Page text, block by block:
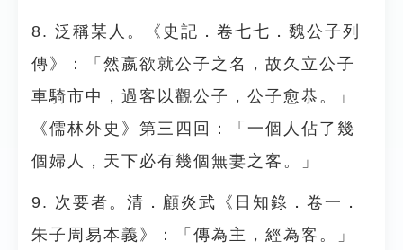
8. 泛稱某人。《史記．卷七七．魏公子列
傳》：「然嬴欲就公子之名，故久立公子
車騎市中，過客以觀公子，公子愈恭。」
《儒林外史》第三四回：「一個人佔了幾
個婦人，天下必有幾個無妻之客。」
9. 次要者。清．顧炎武《日知錄．卷一．
朱子周易本義》：「傳為主，經為客。」